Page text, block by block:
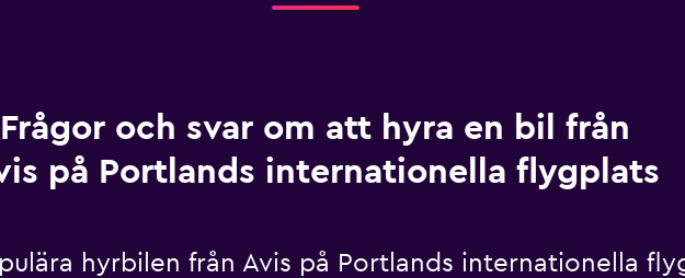
Frågor och svar om att hyra en bil från
på Portlands internationella flygplats
hyrbilen från Avis på Portlands internationella